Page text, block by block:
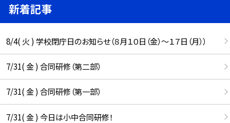
新着記事
8/4( 火 ) 学校閉庁日のお知らせ（８月１０日（金）～１７日（月））
7/31( 金 ) 合同研修（第二部）
7/31( 金 ) 合同研修（第一部）
7/31( 金 ) 今日は小中合同研修！